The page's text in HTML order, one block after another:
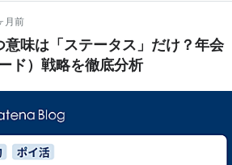
月前
味は「ステータス」だけ？年会
ド）戦略を徹底分析